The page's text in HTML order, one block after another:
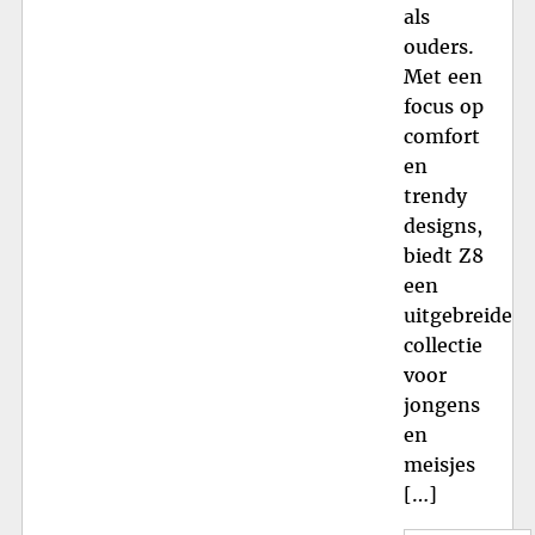
als
ouders.
Met een
focus op
comfort
en
trendy
designs,
biedt Z8
een
uitgebreide
collectie
voor
jongens
en
meisjes
[…]